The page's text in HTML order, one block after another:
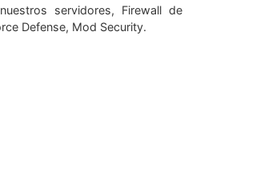
servidores, Firewall de
Defense, Mod Security.